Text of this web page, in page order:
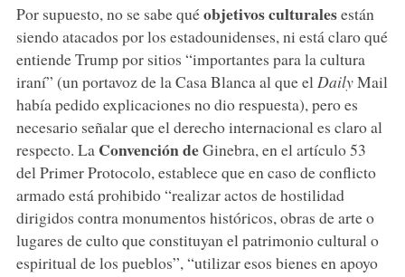
Por supuesto, no se sabe quéobjetivos culturalesestán
siendo atacados por los estadounidenses, ni está claro qué
entiende Trump por sitios “importantes para la cultura
iraní” (un portavoz de la Casa Blanca al que el DailyMail
había pedido explicaciones no dio respuesta), pero es
necesario señalar que el derecho internacional es claro al
respecto. La Convención deGinebra, en el artículo 53
del Primer Protocolo, establece que en caso de conflicto
armado está prohibido “realizar actos de hostilidad
dirigidos contra monumentos históricos, obras de arte o
lugares de culto que constituyan el patrimonio cultural o
espiritual de los pueblos”, “utilizar esos bienes en apoyo